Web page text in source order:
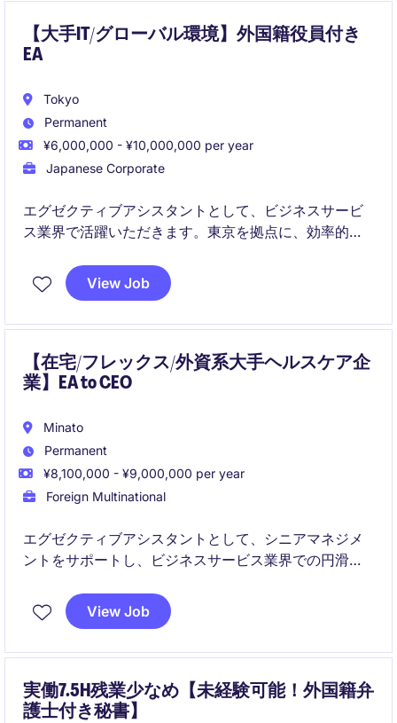
【大手IT/グローバル環境】外国籍役員付き
EA
Tokyo
Permanent
¥6,000,000 - ¥10,000,000 per year
Japanese Corporate
エグゼクティブアシスタントとして、ビジネスサービ
ス業界で活躍いただきます。東京を拠点に、効率的な
役割を担います。
View Job
【在宅/フレックス/外資系大手ヘルスケア企
業】EA to CEO
Minato
Permanent
¥8,100,000 - ¥9,000,000 per year
Foreign Multinational
エグゼクティブアシスタントとして、シニアマネジメ
ントをサポートし、ビジネスサービス業界での円滑な
ル管理や調整能力が求められるポジションです。
View Job
実働7.5H残業少なめ【未経験可能！外国籍弁
護士付き秘書】